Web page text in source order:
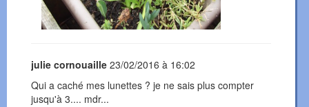
julie cornouaille 23/02/2016 à 16:02
Qui a caché mes lunettes ? je ne sais plus compter
jusqu'à 3.... mdr...